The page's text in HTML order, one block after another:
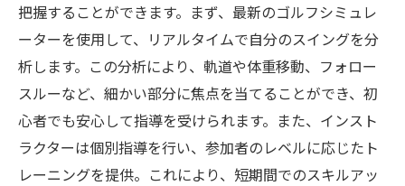
把握することができます。まず、最新のゴルフシミュレ
ーターを使用して、リアルタイムで自分のスイングを分
析します。この分析により、軌道や体重移動、フォロー
スルーなど、細かい部分に焦点を当てることができ、初
心者でも安心して指導を受けられます。また、インスト
ラクターは個別指導を行い、参加者のレベルに応じたト
レーニングを提供。これにより、短期間でのスキルアッ